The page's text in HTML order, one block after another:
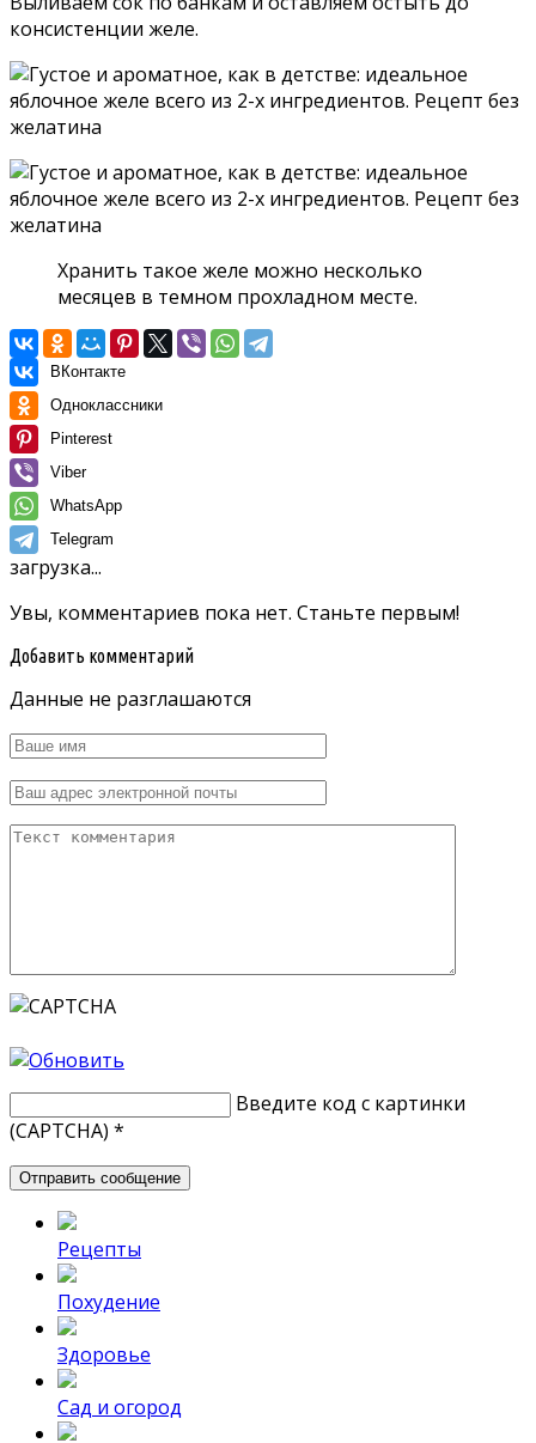
консистенции желе.
Хранить такое желе можно несколько
месяцев в темном прохладном месте.
ВКонтакте
Одноклассники
Pinterest
Viber
WhatsApp
Telegram
загрузка...
Увы, комментариев пока нет. Станьте первым!
Добавить комментарий
Данные не разглашаются
Введите код с картинки
(CAPTCHA) *
Рецепты
Похудение
Здоровье
Сад и огород